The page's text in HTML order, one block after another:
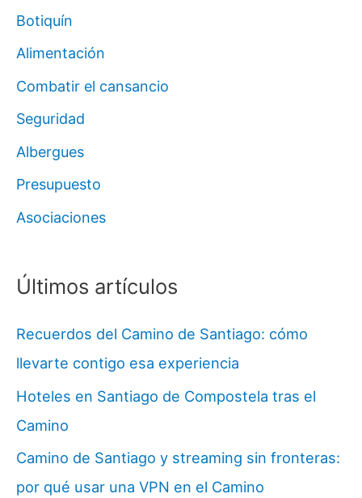
Botiquín
Alimentación
Combatir el cansancio
Seguridad
Albergues
Presupuesto
Asociaciones
Últimos artículos
Recuerdos del Camino de Santiago: cómo
llevarte contigo esa experiencia
Hoteles en Santiago de Compostela tras el
Camino
Camino de Santiago y streaming sin fronteras:
por qué usar una VPN en el Camino